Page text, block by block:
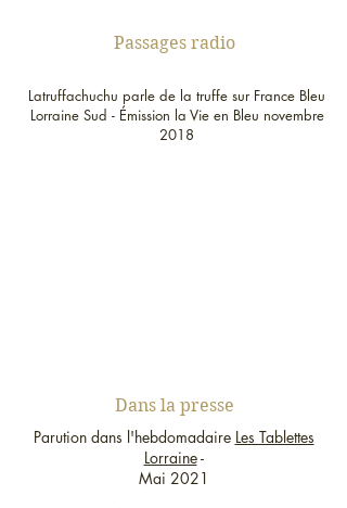
Passages radio
Latruffachuchu parle de la truffe sur France Bleu
Lorraine Sud - Émission la Vie en Bleu novembre
2018
Dans la presse
Parution dans l'hebdomadaire Les Tablettes
Lorraine-
Mai 2021